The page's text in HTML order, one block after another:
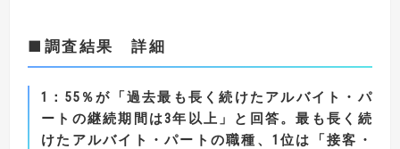
■調査結果 詳細
1 ： 55 ％が「過去最も長く続けたアルバイト・パ
ートの継続期間は3年以上」と回答。最も長く続
けたアルバイト・パートの職種、 1 位は「接客・